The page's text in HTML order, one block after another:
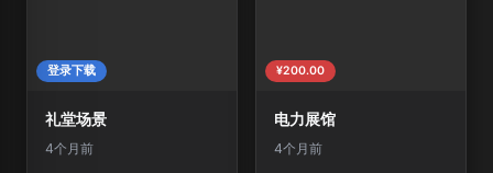
登录下载
礼堂场景
4个月前
¥200.00
电力展馆
4个月前